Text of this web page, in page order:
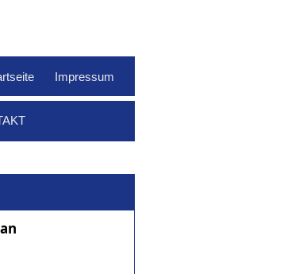
Impressum